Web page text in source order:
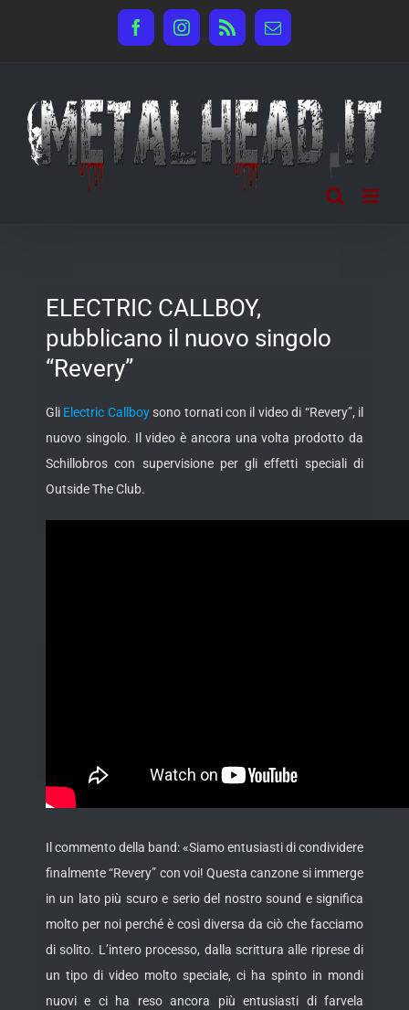
FacebookInstagram
Rss Email
ELECTRIC CALLBOY,
pubblicano il nuovo singolo
“Revery”
Gli Electric Callboysono tornati con il video di “Revery”, il
nuovo singolo. Il video è ancora una volta prodotto da
Schillobros con supervisione per gli effetti speciali di
Outside The Club.
Il commento della band: «Siamo entusiasti di condividere
finalmente “Revery” con voi! Questa canzone si immerge
in un lato più scuro e serio del nostro sound e significa
molto per noi perché è così diversa da ciò che facciamo
di solito. L’intero processo, dalla scrittura alle riprese di
un tipo di video molto speciale, ci ha spinto in mondi
nuovi e ci ha reso ancora più entusiasti di farvela